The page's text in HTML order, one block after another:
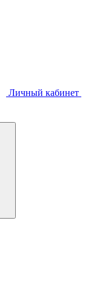
Личный кабинет